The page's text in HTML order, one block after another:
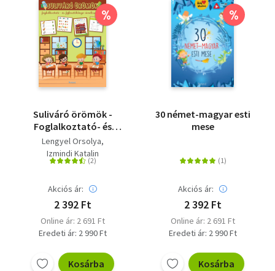
%
Suliváró örömök -
Foglalkoztató- és
fejlesztőkönyv
óvodásoknak
Lengyel Orsolya
Izmindi Katalin
Akciós ár:
2 392 Ft
Online ár: 2 691 Ft
Eredeti ár: 2 990 Ft
Kosárba
%
30 német-magyar esti
mese
Akciós ár:
2 392 Ft
Online ár: 2 691 Ft
Eredeti ár: 2 990 Ft
Kosárba